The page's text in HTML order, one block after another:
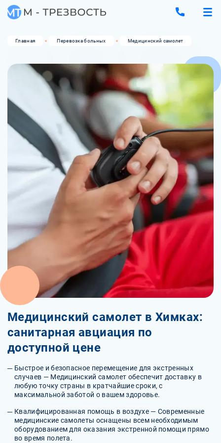
Главная Перевозка больных Медицинский самолет
Медицинский самолет в Химках:
санитарная авциация по
доступной цене
Быстрое и безопасное перемещение для экстренных
случаев — Медицинский самолет обеспечит доставку в
любую точку страны в кратчайшие сроки, с
максимальной заботой о вашем здоровье.
Квалифицированная помощь в воздухе — Современные
медицинские самолеты оснащены всем необходимым
оборудованием для оказания экстренной помощи прямо
во время полета.